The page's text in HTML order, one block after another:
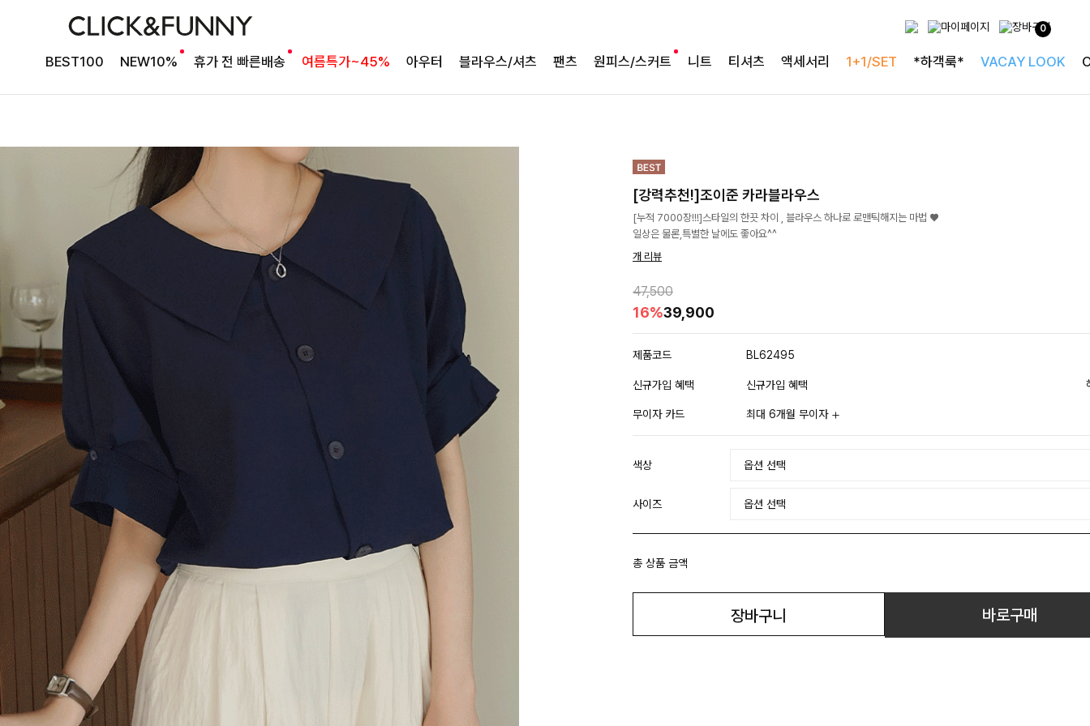
0
BEST100 NEW10% 휴가 전 빠른배송 여름특가~45% 아우터 블라우스/셔츠 팬츠 원피스/스커트 니트 티셔츠 액세서리 1+1/SET *하객룩* VACAY LOOK
[강력추천!]조이준 카라블라우스
[누적 7000장!!!]스타일의 한끗 차이 , 블라우스 하나로 로맨틱해지는 마법 ♥
일상은 물론,특별한 날에도 좋아요^^
개 리뷰
47,500
16%39,900
제품코드 BL62495
신규가입 혜택 신규가입 혜택
무이자 카드 최대 6개월 무이자
색상
사이즈
총 상품 금액
장바구니 바로구매